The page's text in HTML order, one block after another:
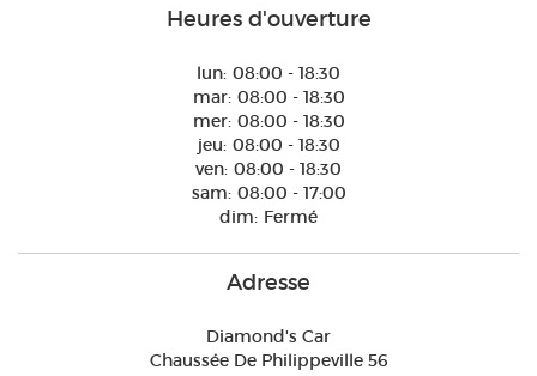
Heures d'ouverture
lun: 08:00 - 18:30
mar: 08:00 - 18:30
mer: 08:00 - 18:30
jeu: 08:00 - 18:30
ven: 08:00 - 18:30
sam: 08:00 - 17:00
dim: Fermé
Adresse
Diamond's Car
Chaussée De Philippeville 56